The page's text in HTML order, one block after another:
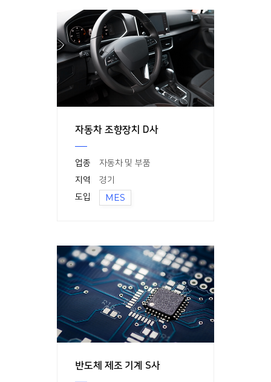
자동차 조향장치 D사
업종
자동차 및 부품
지역
경기
도입
MES
반도체 제조 기계 S사